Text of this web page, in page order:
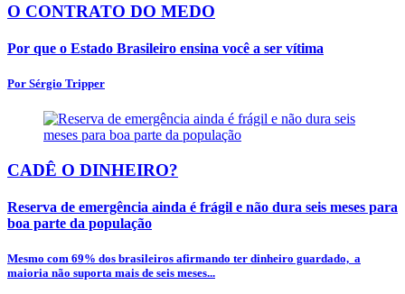
O CONTRATO DO MEDO
Por que o Estado Brasileiro ensina você a ser vítima
Por Sérgio Tripper
CADÊ O DINHEIRO?
Reserva de emergência ainda é frágil e não dura seis meses para
boa parte da população
Mesmo com 69% dos brasileiros afirmando ter dinheiro guardado, a
maioria não suporta mais de seis meses...